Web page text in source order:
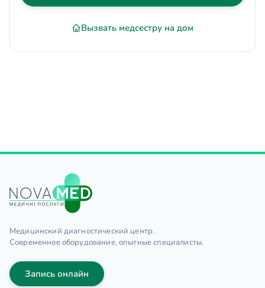
Вызвать медсестру на дом
Медицинский диагностический центр.
Современное оборудование, опытные специалисты.
Запись онлайн